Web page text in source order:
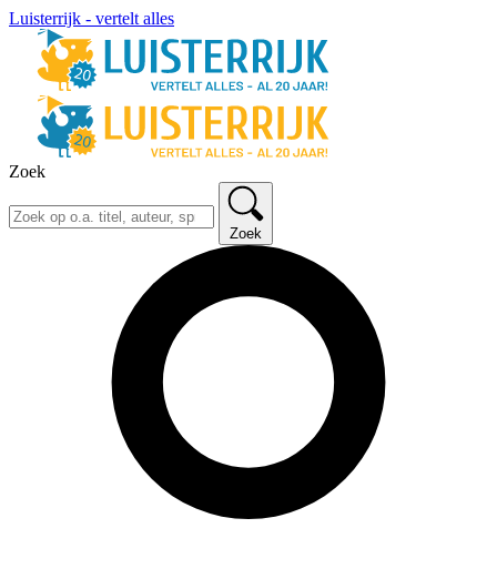
Luisterrijk - vertelt alles
Zoek
Zoek